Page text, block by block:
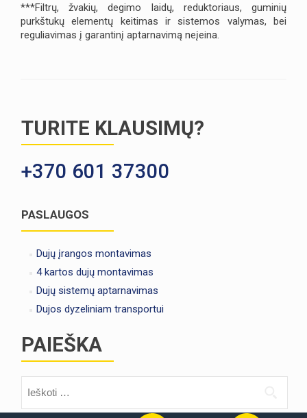
***Filtrų, žvakių, degimo laidų, reduktoriaus, guminių
purkštukų elementų keitimas ir sistemos valymas, bei
reguliavimas į garantinį aptarnavimą neįeina.
TURITE KLAUSIMŲ?
+370 601 37300
PASLAUGOS
Dujų įrangos montavimas
4 kartos dujų montavimas
Dujų sistemų aptarnavimas
Dujos dyzeliniam transportui
PAIEŠKA